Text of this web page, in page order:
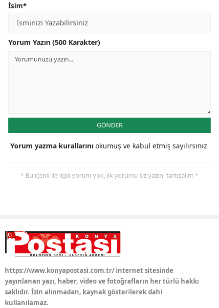
Niğde
Rize
Sivas
Tekirdağ
İsim*
Yorum Yazın (500 Karakter)
GÖNDER
Yorum yazma kurallarını okumuş ve kabul etmiş sayılırsınız
* Bu içerik ile ilgili yorum yok, ilk yorumu siz yazın, tartışalım *
https://www.konyapostasi.com.tr/ internet sitesinde
yayınlanan yazı, haber, video ve fotoğrafların her türlü hakkı
saklıdır. İzin alınmadan, kaynak gösterilerek dahi
kullanılamaz.